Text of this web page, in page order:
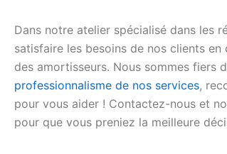
Dans notre atelier spécialisé dans les
satisfaire les besoins de nos clients
des amortisseurs. Nous sommes fiers
professionnalisme de nos services,
pour vous aider ! Contactez-nous et
pour que vous preniez la meilleure